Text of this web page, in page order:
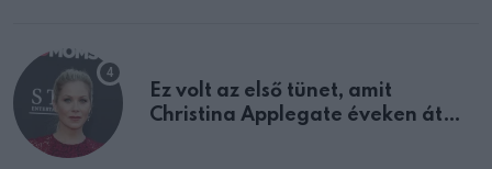
Ez volt az első tünet, amit
Christina Applegate éveken át